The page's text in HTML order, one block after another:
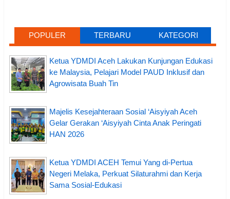
POPULER TERBARU KATEGORI
Ketua YDMDI Aceh Lakukan Kunjungan Edukasi
ke Malaysia, Pelajari Model PAUD Inklusif dan
Agrowisata Buah Tin
Majelis Kesejahteraan Sosial ‘Aisyiyah Aceh
Gelar Gerakan ‘Aisyiyah Cinta Anak Peringati
HAN 2026
Ketua YDMDI ACEH Temui Yang di-Pertua
Negeri Melaka, Perkuat Silaturahmi dan Kerja
Sama Sosial-Edukasi